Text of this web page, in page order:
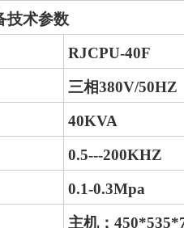
技术参数
RJCPU-40F
三相380V/50HZ
40KVA
0.5---200KHZ
0.1-0.3Mpa
主机：